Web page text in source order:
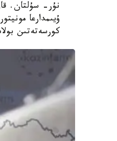
نۇر- سۇلتان.
ۇيىمدارعا
كورسەتەتىن